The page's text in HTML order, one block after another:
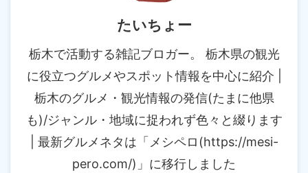
たいちょー
栃木で活動する雑記ブロガー。 栃木県の観光
に役立つグルメやスポット情報を中心に紹介 |
栃木のグルメ・観光情報の発信(たまに他県
も)/ジャンル・地域に捉われず色々と綴ります
| 最新グルメネタは「メシペロ(https://mesi-
pero.com/)」に移行しました